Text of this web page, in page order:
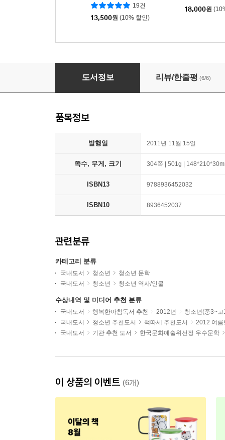
19건
13,500원 (10% 할인)
18,000원
갑신년의 세 친구
도서정보 리뷰/한줄평 (6/6)
품목정보
발행일 2011년 11월 15일
쪽수, 무게, 크기 304쪽 | 501g |
ISBN13 9788936452032
ISBN10 8936452037
관련분류
카테고리 분류
국내도서 청소년
청소년 문학
국내도서
청소년 청소년 역사/인물
수상내역 및 미디어 추천 분류
국내도서 행복한아침독서 추천 2012년
청소년(중3~
국내도서
청소년 추천도서 책따세 추천도서
2012 여름
국내도서
기관 추천 도서 한국문화예술위선정 우수문학
이 상품의 이벤트 (6개)